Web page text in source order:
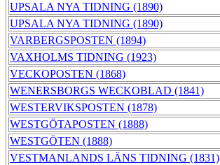
UPSALA NYA TIDNING (1890)
UPSALA NYA TIDNING (1890)
VARBERGSPOSTEN (1894)
VAXHOLMS TIDNING (1923)
VECKOPOSTEN (1868)
WENERSBORGS WECKOBLAD (1841)
WESTERVIKSPOSTEN (1878)
WESTGÖTAPOSTEN (1888)
WESTGÖTEN (1888)
VESTMANLANDS LÄNS TIDNING (1831)